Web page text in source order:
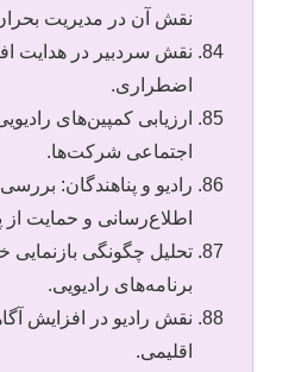
نقش آن در مدیریت
نقش سردبیر در هدایت
اضطراری.
ارزیابی کمپین‌های
اجتماعی شرکت‌ها.
رادیو و پناهندگان:
اطلاع‌رسانی و حمایت از
تحلیل چگونگی بازنمایی
برنامه‌های رادیویی.
نقش رادیو در افزایش
اقلیمی.